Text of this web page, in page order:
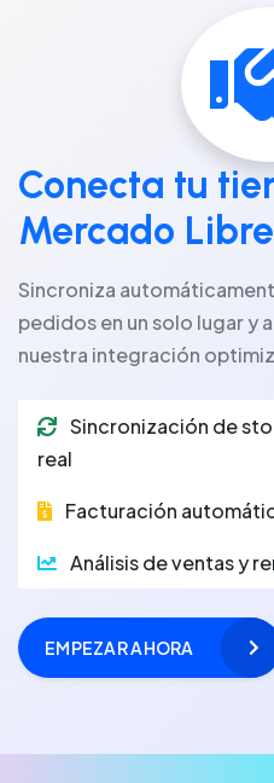
Conecta tu
Mercado Libre
Sincroniza
pedidos en un solo lugar y
nuestra integración
Sincronización de
real
Facturación
Análisis de ventas y
EMPEZAR AHORA